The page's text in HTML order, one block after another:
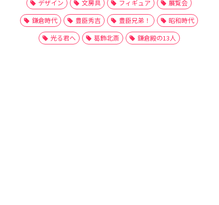
デザイン
文房具 フィギュア
展覧会
鎌倉時代
豊臣秀吉 豊臣兄弟！
昭和時代
光る君へ
葛飾北斎 鎌倉殿の13人